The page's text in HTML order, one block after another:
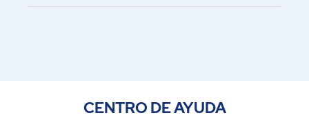
CENTRO DE AYUDA